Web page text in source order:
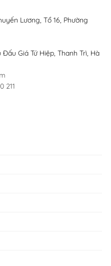
Lương, Tổ 16, Phường
Đấu Giá Tứ Hiệp, Thanh Trì, Hà
211